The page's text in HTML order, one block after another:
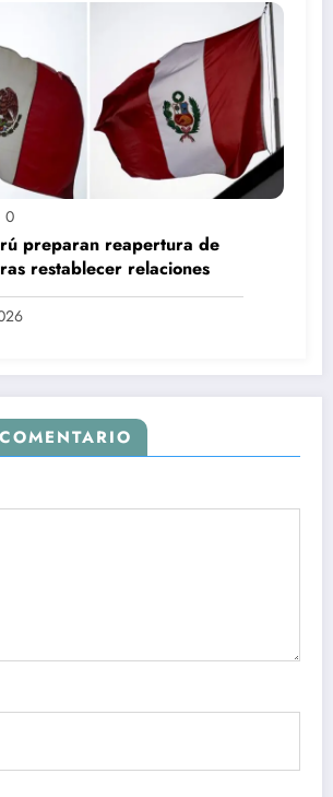
0
preparan reapertura de
restablecer relaciones